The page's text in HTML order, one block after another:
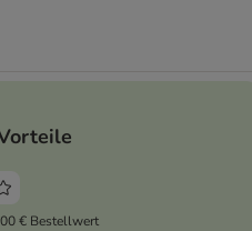
€ Bestellwert